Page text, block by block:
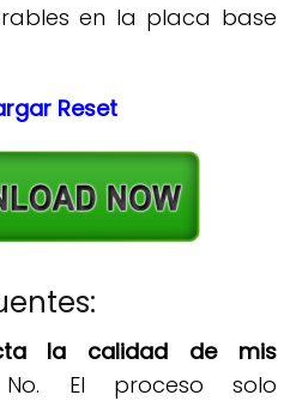
en la placa base
Reset
la calidad de mis
El proceso solo